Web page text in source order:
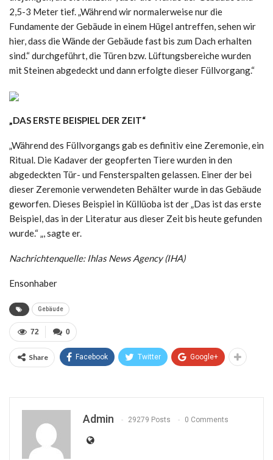
2,5-3 Meter tief. „Während wir normalerweise nur die
Fundamente der Gebäude in einem Hügel antreffen, sehen wir
hier, dass die Wände der Gebäude fast bis zum Dach erhalten
sind.“ durchgeführt, die Türen bzw. Lüftungsbereiche wurden
mit Steinen abgedeckt und dann erfolgte dieser Füllvorgang.“
„DAS ERSTE BEISPIEL DER ZEIT“
„Während des Füllvorgangs gab es definitiv eine Zeremonie, ein
Ritual. Die Kadaver der geopferten Tiere wurden in den
abgedeckten Tür- und Fensterspalten gelassen. Einer der bei
dieser Zeremonie verwendeten Behälter wurde in das Gebäude
geworfen. Dieses Beispiel in Küllüoba ist der „Das ist das erste
Beispiel, das in der Literatur aus dieser Zeit bis heute gefunden
wurde.“ „, sagte er.
Nachrichtenquelle: Ihlas News Agency (IHA)
Ensonhaber
Gebäude
0
72
Share Facebook Twitter Google+
Admin 29279 Posts 0 Comments